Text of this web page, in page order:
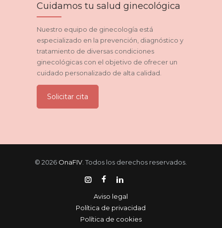
Cuidamos tu salud ginecológica
Nuestro equipo de ginecología está
especializado en la prevención, diagnóstico y
tratamiento de diversas condiciones
ginecológicas con el objetivo de ofrecer un
cuidado personalizado de alta calidad.
Solicitar cita
© 2026 OnaFIV . Todos los derechos reservados.
Aviso legal
Política de privacidad
Política de cookies